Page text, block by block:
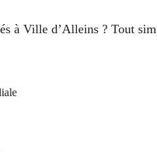
à Ville d’Alleins ? Tout